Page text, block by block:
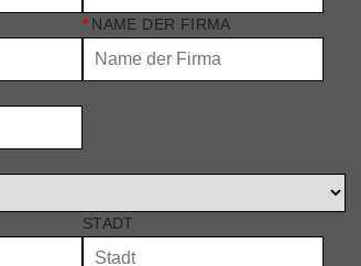
* NAME DER FIRMA
STADT